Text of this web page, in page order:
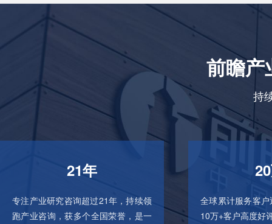
前瞻产
持
21年
专注产业研究咨询超过21年，持续领
跑产业咨询，获多个全国荣誉，是一
全球累计服务客
10万+客户高度好